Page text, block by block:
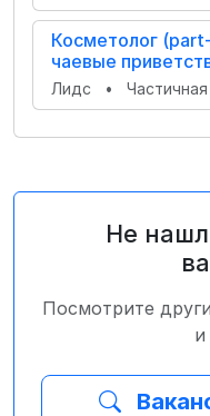
Косметолог
чаевые
Лидс • Частичная
Не
Посмотрите
и